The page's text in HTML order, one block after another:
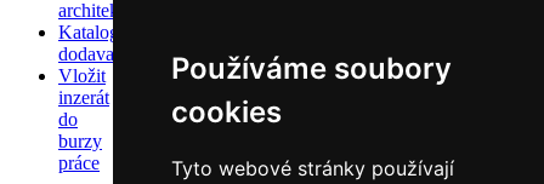
Používáme soubory
cookies
Tyto webové stránky používají
architektů
Katalog
dodavatelů
Vložit
inzerát
do
burzy
práce